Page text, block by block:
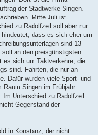
der Stadtwerke Singen.
Mitte Juli ist
zu Radolfzell soll aber nur
dass es sich eher um
sind 13
soll an den preisgünstigsten
es sich um Taktverkehre, die
sind. Fahrten, die nur an
Dafür wurden viele Sport- und
Raum Singen im Frühjahr
Unterschied zu Radolfzell
Gegenstand der
in Konstanz, der nicht